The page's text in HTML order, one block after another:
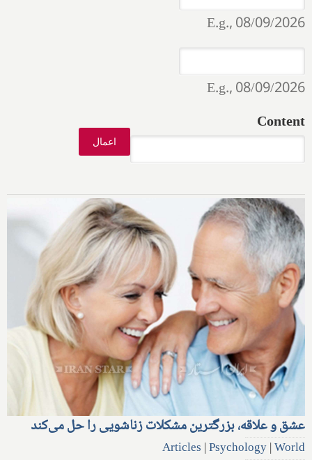
E.g., 08/09/2026
E.g., 08/09/2026
Content
عشق و علاقه، بزرگترین مشکلات زناشویی را حل می‌کند
Articles |Psychology|World